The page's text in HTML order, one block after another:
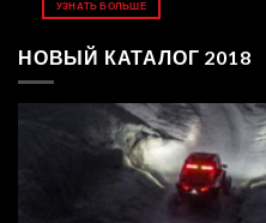
УЗНАТЬ БОЛЬШЕ
НОВЫЙ КАТАЛОГ 2018